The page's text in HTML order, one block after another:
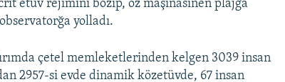
etüv rejimini bozıp, öz maşinasınen plâjğa
yolladı.
çetel memleketlerinden kelgen 3039 insan
2957-si evde dinamik közetüvde, 67 insan